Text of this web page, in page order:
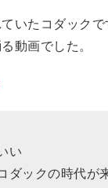
いたコダックで
動画でした。
い
ダックの時代